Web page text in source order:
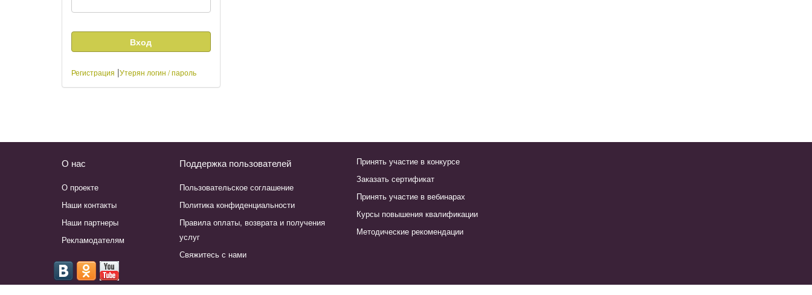
Регистрация |Утерян логин / пароль
О нас
О проекте
Наши контакты
Наши партнеры
Рекламодателям
Поддержка пользователей
Пользовательское соглашение
Политика конфиденциальности
Правила оплаты, возврата и получения
услуг
Свяжитесь с нами
Принять участие в конкурсе
Заказать сертификат
Принять участие в вебинарах
Курсы повышения квалификации
Методические рекомендации